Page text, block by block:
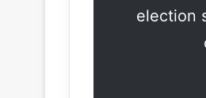
election